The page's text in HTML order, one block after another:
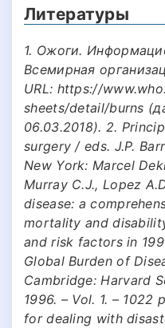
Литературы
1. Ожоги.
Всемирная
URL: https://
sheets/detail/burns
06.03.2018). 2.
surgery / eds. J.P.
New York: Marсel
Murray C.J., Lopez
disease: a
mortality and
and risk factors in
Global Burden of
Cambridge: Harvard
1996. – Vol. 1. – 1022
for dealing with